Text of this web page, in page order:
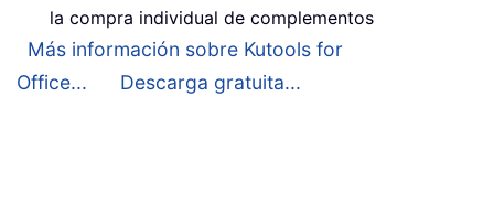
la compra individual de complementos
Más información sobre Kutools for
Office...
Descarga gratuita...